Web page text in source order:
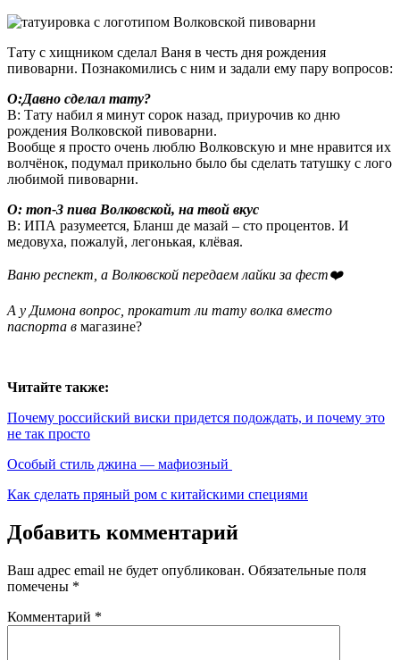
Тату с хищником сделал Ваня в честь дня рождения
пивоварни. Познакомились с ним и задали ему пару вопросов:
O:Давно сделал тату?
В: Тату набил я минут сорок назад, приурочив ко дню
рождения Волковской пивоварни.
Вообще я просто очень люблю Волковскую и мне нравится их
волчёнок, подумал прикольно было бы сделать татушку с лого
любимой пивоварни.
О: топ-3 пива Волковской, на твой вкус
В: ИПА разумеется, Бланш де мазай – сто процентов. И
медовуха, пожалуй, легонькая, клёвая.
Ваню респект, а Волковской передаем лайки за фест❤️
А у Димона вопрос, прокатит ли тату волка вместо
паспорта в магазине?
Читайте также:
Почему российский виски придется подождать, и почему это
не так просто
Особый стиль джина — мафиозный
Как сделать пряный ром с китайскими специями
Добавить комментарий
Ваш адрес email не будет опубликован. Обязательные поля
помечены *
Комментарий *